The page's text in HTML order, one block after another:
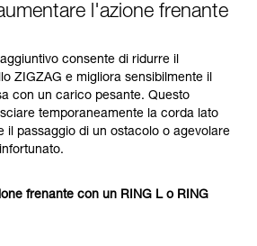
l'azione frenante
consente di ridurre il
ZIGZAG e migliora sensibilmente il
con un carico pesante. Questo
temporaneamente la corda lato
il passaggio di un ostacolo o agevolare
frenante con un RING L o RING